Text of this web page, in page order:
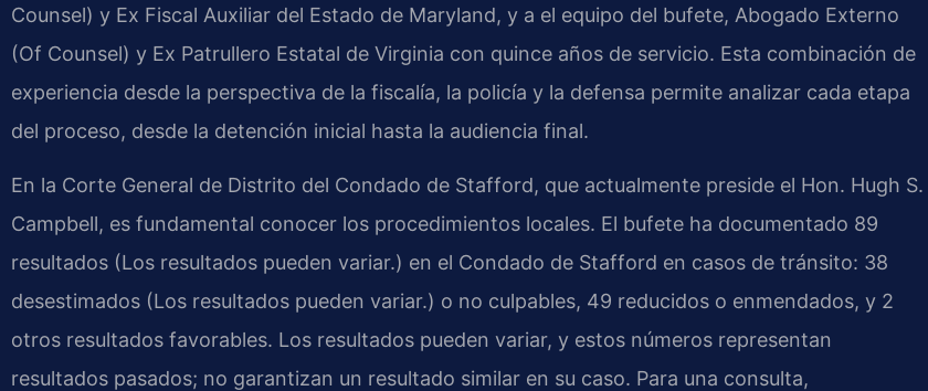
Counsel) y Ex Fiscal Auxiliar del Estado de Maryland, y a el equipo del bufete, Abogado Externo
(Of Counsel) y Ex Patrullero Estatal de Virginia con quince años de servicio. Esta combinación de
experiencia desde la perspectiva de la fiscalía, la policía y la defensa permite analizar cada etapa
del proceso, desde la detención inicial hasta la audiencia final.
En la Corte General de Distrito del Condado de Stafford, que actualmente preside el Hon. Hugh S.
Campbell, es fundamental conocer los procedimientos locales. El bufete ha documentado 89
resultados (Los resultados pueden variar.) en el Condado de Stafford en casos de tránsito: 38
desestimados (Los resultados pueden variar.) o no culpables, 49 reducidos o enmendados, y 2
otros resultados favorables. Los resultados pueden variar, y estos números representan
resultados pasados; no garantizan un resultado similar en su caso. Para una consulta,